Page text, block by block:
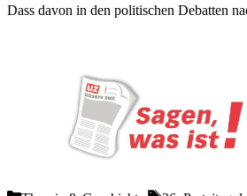
Dass davon in den politischen Debatten